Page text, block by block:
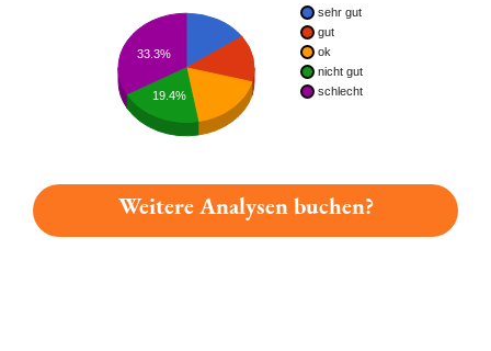
sehr gut
gut
ok
nicht gut
schlecht
33.3%
19.4%
Weitere Analysen buchen?